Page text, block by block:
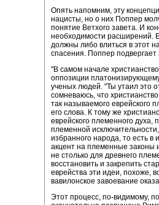
Опять напомним, эту
нацисты, но о них Поппер
понятие Ветхого завета. И
необходимости расширений.
должны либо влиться в этот
спасения. Поппер подвергает
"В самом начале
оппозиции
ученых людей. "Ты утаил это
сомневаюсь, что
так называемого еврейского
его слова. К тому же
еврейского племенного духа,
племенной
избранного народа, то есть в
акцент на племенные законы
не столько для древнего
восстановить и закрепить
еврейства эти идеи, похоже,
вавилонское завоевание
Этот процесс, по-видимому,